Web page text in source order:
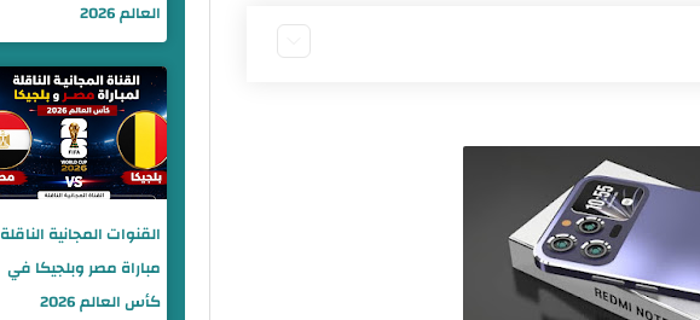
العالم 2026
القنوات المجانية الناقلة
مباراة مصر وبلجيكا في
كأس العالم 2026